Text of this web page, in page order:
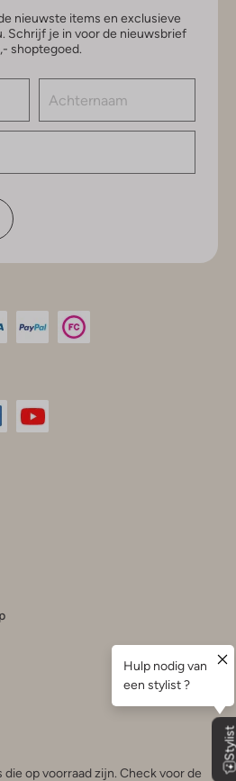
nieuwste items en exclusieve
Schrijf je in voor de nieuwsbrief
shoptegoed.
op voorraad zijn. Check voor de